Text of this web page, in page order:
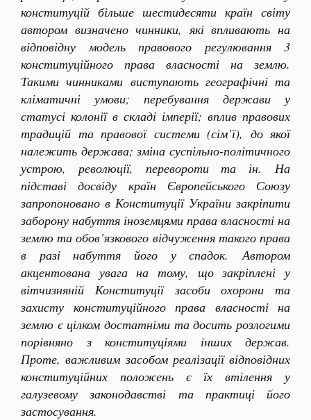
конституцій більше шестидесяти країн світу
автором визначено чинники, які впливають на
відповідну модель правового регулювання 3
конституційного права власності на землю.
Такими чинниками виступають географічні та
кліматичні умови; перебування держави у
статусі колонії в складі імперії; вплив правових
традицій та правової системи (сім’ї), до якої
належить держава; зміна суспільно-політичного
устрою, революції, перевороти та ін. На
підставі досвіду країн Європейського Союзу
запропоновано в Конституції України закріпити
заборону набуття іноземцями права власності на
землю та обов’язкового відчуження такого права
в разі набуття його у спадок. Автором
акцентована увага на тому, що закріплені у
вітчизняній Конституції засоби охорони та
захисту конституційного права власності на
землю є цілком достатніми та досить розлогими
порівняно з конституціями інших держав.
Проте, важливим засобом реалізації відповідних
конституційних положень є їх втілення у
галузевому законодавстві та практиці його
застосування.